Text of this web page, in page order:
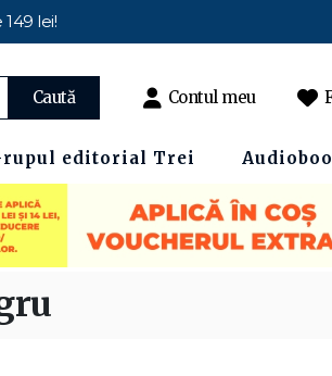
lei!
Caută Contul meu
editorial Trei